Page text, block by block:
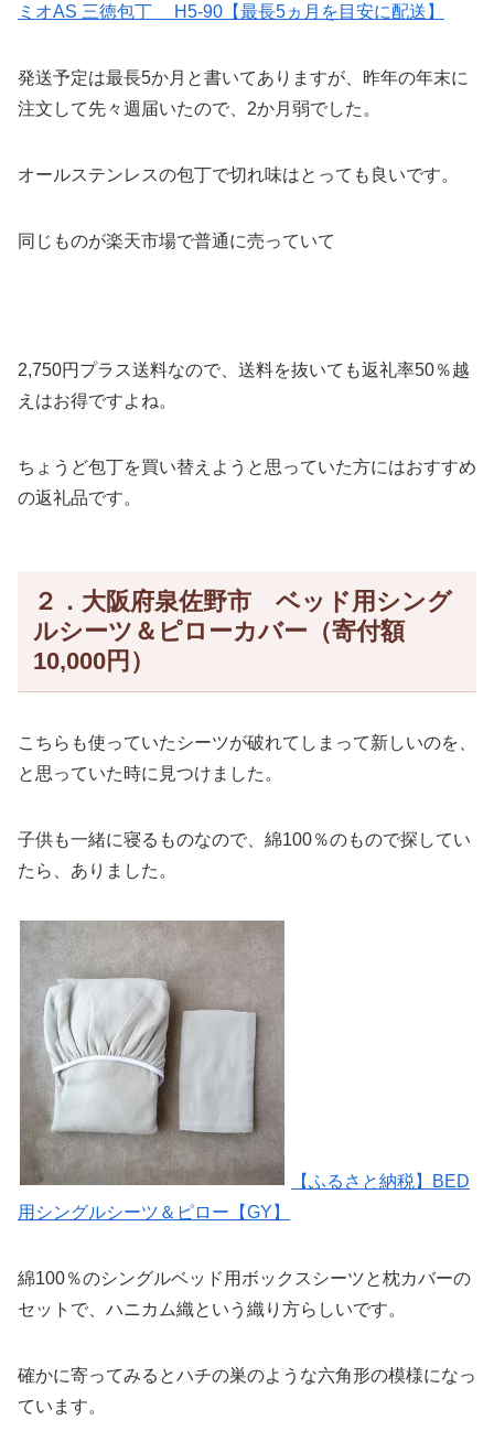
ミオAS 三徳包丁 H5-90【最長5ヵ月を目安に配送】
発送予定は最長5か月と書いてありますが、昨年の年末に
注文して先々週届いたので、2か月弱でした。
オールステンレスの包丁で切れ味はとっても良いです。
同じものが楽天市場で普通に売っていて
2,750円プラス送料なので、送料を抜いても返礼率50％越
えはお得ですよね。
ちょうど包丁を買い替えようと思っていた方にはおすすめ
の返礼品です。
２．大阪府泉佐野市 ベッド用シング
ルシーツ＆ピローカバー（寄付額
10,000円）
こちらも使っていたシーツが破れてしまって新しいのを、
と思っていた時に見つけました。
子供も一緒に寝るものなので、綿100％のもので探してい
たら、ありました。
【ふるさと納税】BED
用シングルシーツ＆ピロー【GY】
綿100％のシングルベッド用ボックスシーツと枕カバーの
セットで、ハニカム織という織り方らしいです。
確かに寄ってみるとハチの巣のような六角形の模様になっ
ています。